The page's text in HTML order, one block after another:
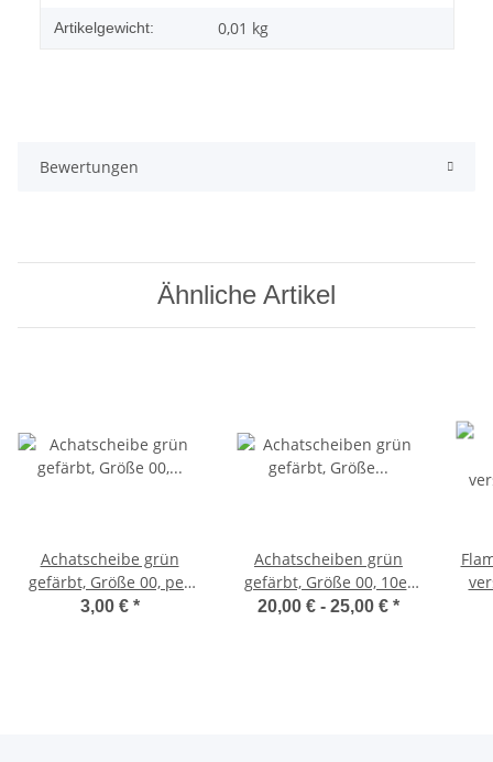
Artikelgewicht: 0,01 kg
Bewertungen
Ähnliche Artikel
Achatscheibe grün
gefärbt, Größe 00, per
Stück
3,00 € *
Achatscheiben grün
gefärbt, Größe 00, 10er
oder 20 er Packung
20,00 € - 25,00 € *